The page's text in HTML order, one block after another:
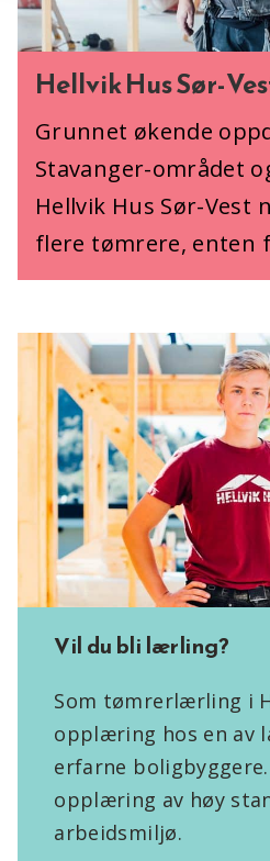
Hellvik Hus Sør-
Grunnet økende
Stavanger-området
Hellvik Hus Sør-Vest
flere tømrere, enten
Vil du bli lærling?
Som tømrerlærling i
opplæring hos en av
erfarne
opplæring av høy
arbeidsmiljø.